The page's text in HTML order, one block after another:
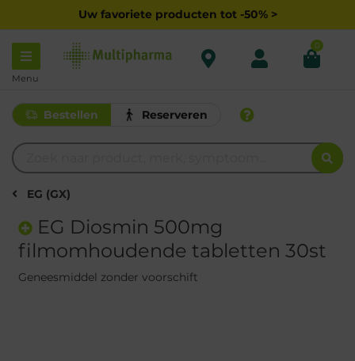
Uw favoriete producten tot -50% >
Menu
0
Bestellen Reserveren
EG (GX)
EG Diosmin 500mg
filmomhoudende tabletten 30st
Geneesmiddel zonder voorschift